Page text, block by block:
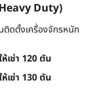
Duty)
ติดตั้งเครื่องจักรหนัก
ห้เช่า 120 ตัน
ห้เช่า 130 ตัน